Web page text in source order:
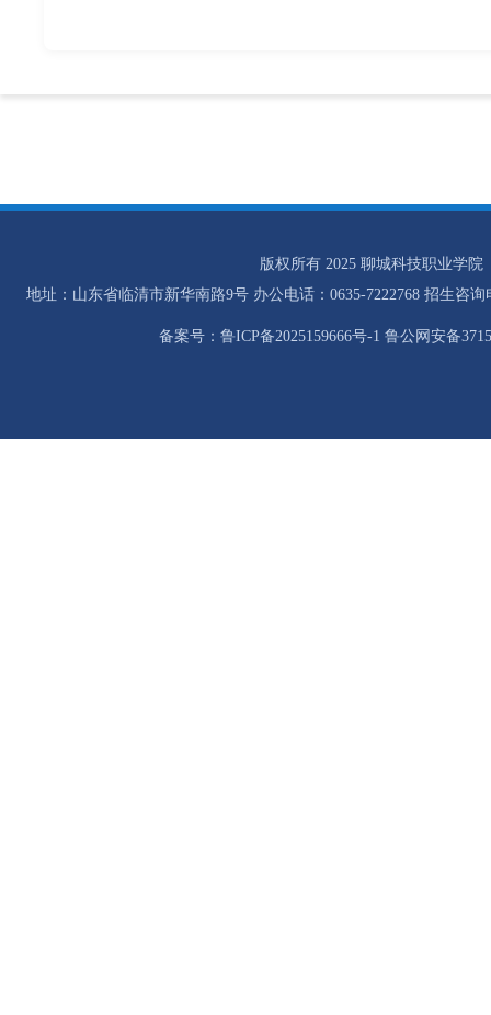
版权所有 2025 聊城科技职业学院
地址：山东省临清市新华南路9号 办公电话：0635-7222768 招生咨询
备案号：鲁ICP备2025159666号-1 鲁公网安备